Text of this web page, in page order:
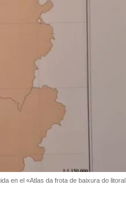
en el «Atlas da frota de baixura do litoral